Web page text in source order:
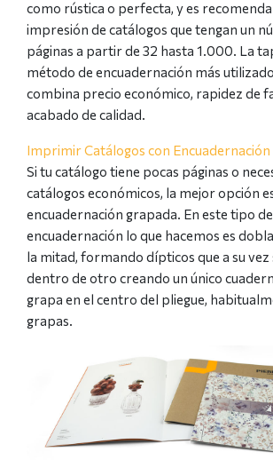
como rústica o perfecta, y es
impresión de catálogos que tengan un
páginas a partir de 32 hasta 1.000. La
método de encuadernación más
combina precio económico, rapidez de
acabado de calidad.
Imprimir Catálogos con
Si tu catálogo tiene pocas páginas o
catálogos económicos, la mejor opción
encuadernación grapada. En este tipo de
encuadernación lo que hacemos es
la mitad, formando dípticos que a su vez
dentro de otro creando un único
grapa en el centro del pliegue,
grapas.